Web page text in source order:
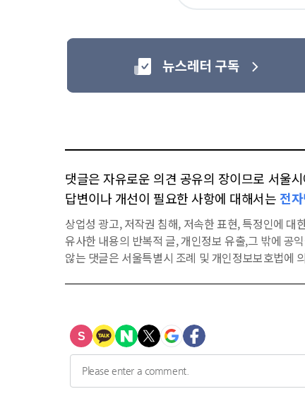
댓글은 자유로운 의견 공유의 장이므로 서울
답변이나 개선이 필요한 사항에 대해서는 전
상업성 광고, 저작권 침해, 저속한 표현, 특정인에 대
유사한 내용의 반복적 글, 개인정보 유출,그 밖에 공
않는 댓글은 서울특별시 조례 및 개인정보보호법에